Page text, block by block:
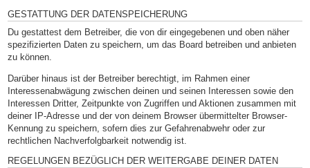
GESTATTUNG DER DATENSPEICHERUNG
Du gestattest dem Betreiber, die von dir eingegebenen und oben näher
spezifizierten Daten zu speichern, um das Board betreiben und anbieten
zu können.
Darüber hinaus ist der Betreiber berechtigt, im Rahmen einer
Interessenabwägung zwischen deinen und seinen Interessen sowie den
Interessen Dritter, Zeitpunkte von Zugriffen und Aktionen zusammen mit
deiner IP-Adresse und der von deinem Browser übermittelter Browser-
Kennung zu speichern, sofern dies zur Gefahrenabwehr oder zur
rechtlichen Nachverfolgbarkeit notwendig ist.
REGELUNGEN BEZÜGLICH DER WEITERGABE DEINER DATEN